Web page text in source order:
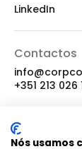
LinkedIn
Contactos
+351 213 026
Localização
Nós usamos